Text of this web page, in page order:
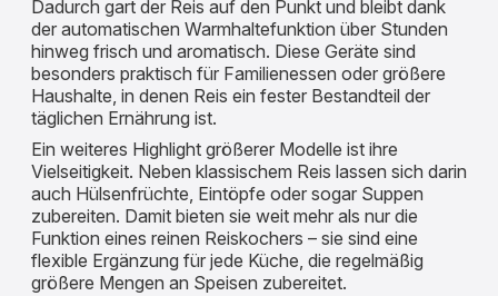
Dadurch gart der Reis auf den Punkt und bleibt dank
der automatischen Warmhaltefunktion über Stunden
hinweg frisch und aromatisch. Diese Geräte sind
besonders praktisch für Familienessen oder größere
Haushalte, in denen Reis ein fester Bestandteil der
täglichen Ernährung ist.
Ein weiteres Highlight größerer Modelle ist ihre
Vielseitigkeit. Neben klassischem Reis lassen sich darin
auch Hülsenfrüchte, Eintöpfe oder sogar Suppen
zubereiten. Damit bieten sie weit mehr als nur die
Funktion eines reinen Reiskochers – sie sind eine
flexible Ergänzung für jede Küche, die regelmäßig
größere Mengen an Speisen zubereitet.